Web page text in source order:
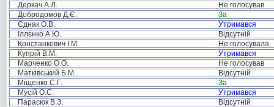
Деркач А.Л.
Не голосував
Добродомов Д.Є.
За
Єднак О.В.
Утримався
Іллєнко А.Ю.
Відсутній
Констанкевич І.М.
Не голосувала
Купрій В.М.
Утримався
Марченко О.О.
Не голосував
Матківський Б.М.
Відсутній
Міщенко С.Г.
За
Мусій О.С.
Утримався
Парасюк В.З.
Відсутній